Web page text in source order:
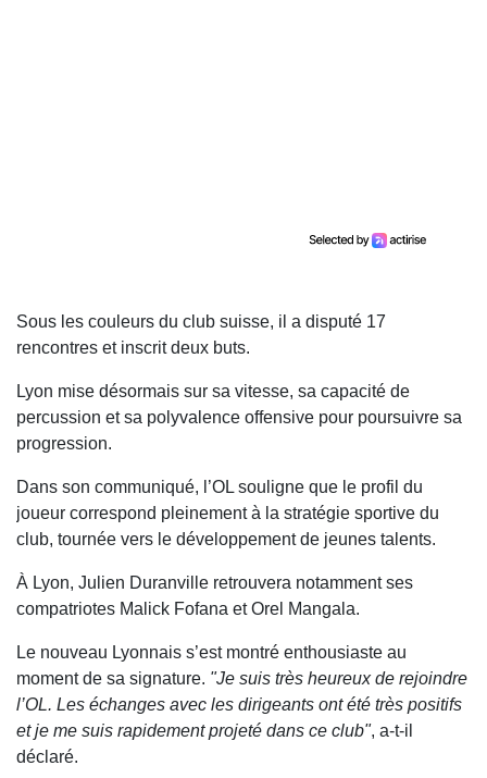
Sous les couleurs du club suisse, il a disputé 17
rencontres et inscrit deux buts.
Lyon mise désormais sur sa vitesse, sa capacité de
percussion et sa polyvalence offensive pour poursuivre sa
progression.
Dans son communiqué, l’OL souligne que le profil du
joueur correspond pleinement à la stratégie sportive du
club, tournée vers le développement de jeunes talents.
À Lyon, Julien Duranville retrouvera notamment ses
compatriotes Malick Fofana et Orel Mangala.
Le nouveau Lyonnais s’est montré enthousiaste au
moment de sa signature. "Je suis très heureux de rejoindre
l’OL. Les échanges avec les dirigeants ont été très positifs
et je me suis rapidement projeté dans ce club", a-t-il
déclaré.